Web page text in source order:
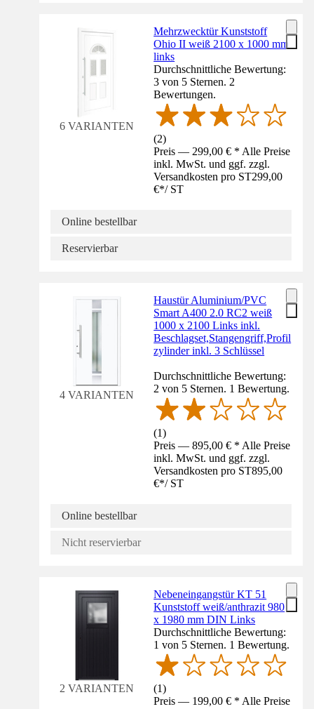
6 VARIANTEN
Mehrzwecktür Kunststoff
Ohio II weiß 2100 x 1000 mm
links
Durchschnittliche Bewertung:
3 von 5 Sternen. 2
Bewertungen.
(2)
Preis — 299,00 € * Alle Preise
inkl. MwSt. und ggf. zzgl.
Versandkosten pro ST299,00
€*/ ST
Online bestellbar
Reservierbar
4 VARIANTEN
Haustür Aluminium/PVC
Smart A400 2.0 RC2 weiß
1000 x 2100 Links inkl.
Beschlagset,Stangengriff,Profil
zylinder inkl. 3 Schlüssel
Durchschnittliche Bewertung:
2 von 5 Sternen. 1 Bewertung.
(1)
Preis — 895,00 € * Alle Preise
inkl. MwSt. und ggf. zzgl.
Versandkosten pro ST895,00
€*/ ST
Online bestellbar
Nicht reservierbar
2 VARIANTEN
Nebeneingangstür KT 51
Kunststoff weiß/anthrazit 980
x 1980 mm DIN Links
Durchschnittliche Bewertung:
1 von 5 Sternen. 1 Bewertung.
(1)
Preis — 199,00 € * Alle Preise